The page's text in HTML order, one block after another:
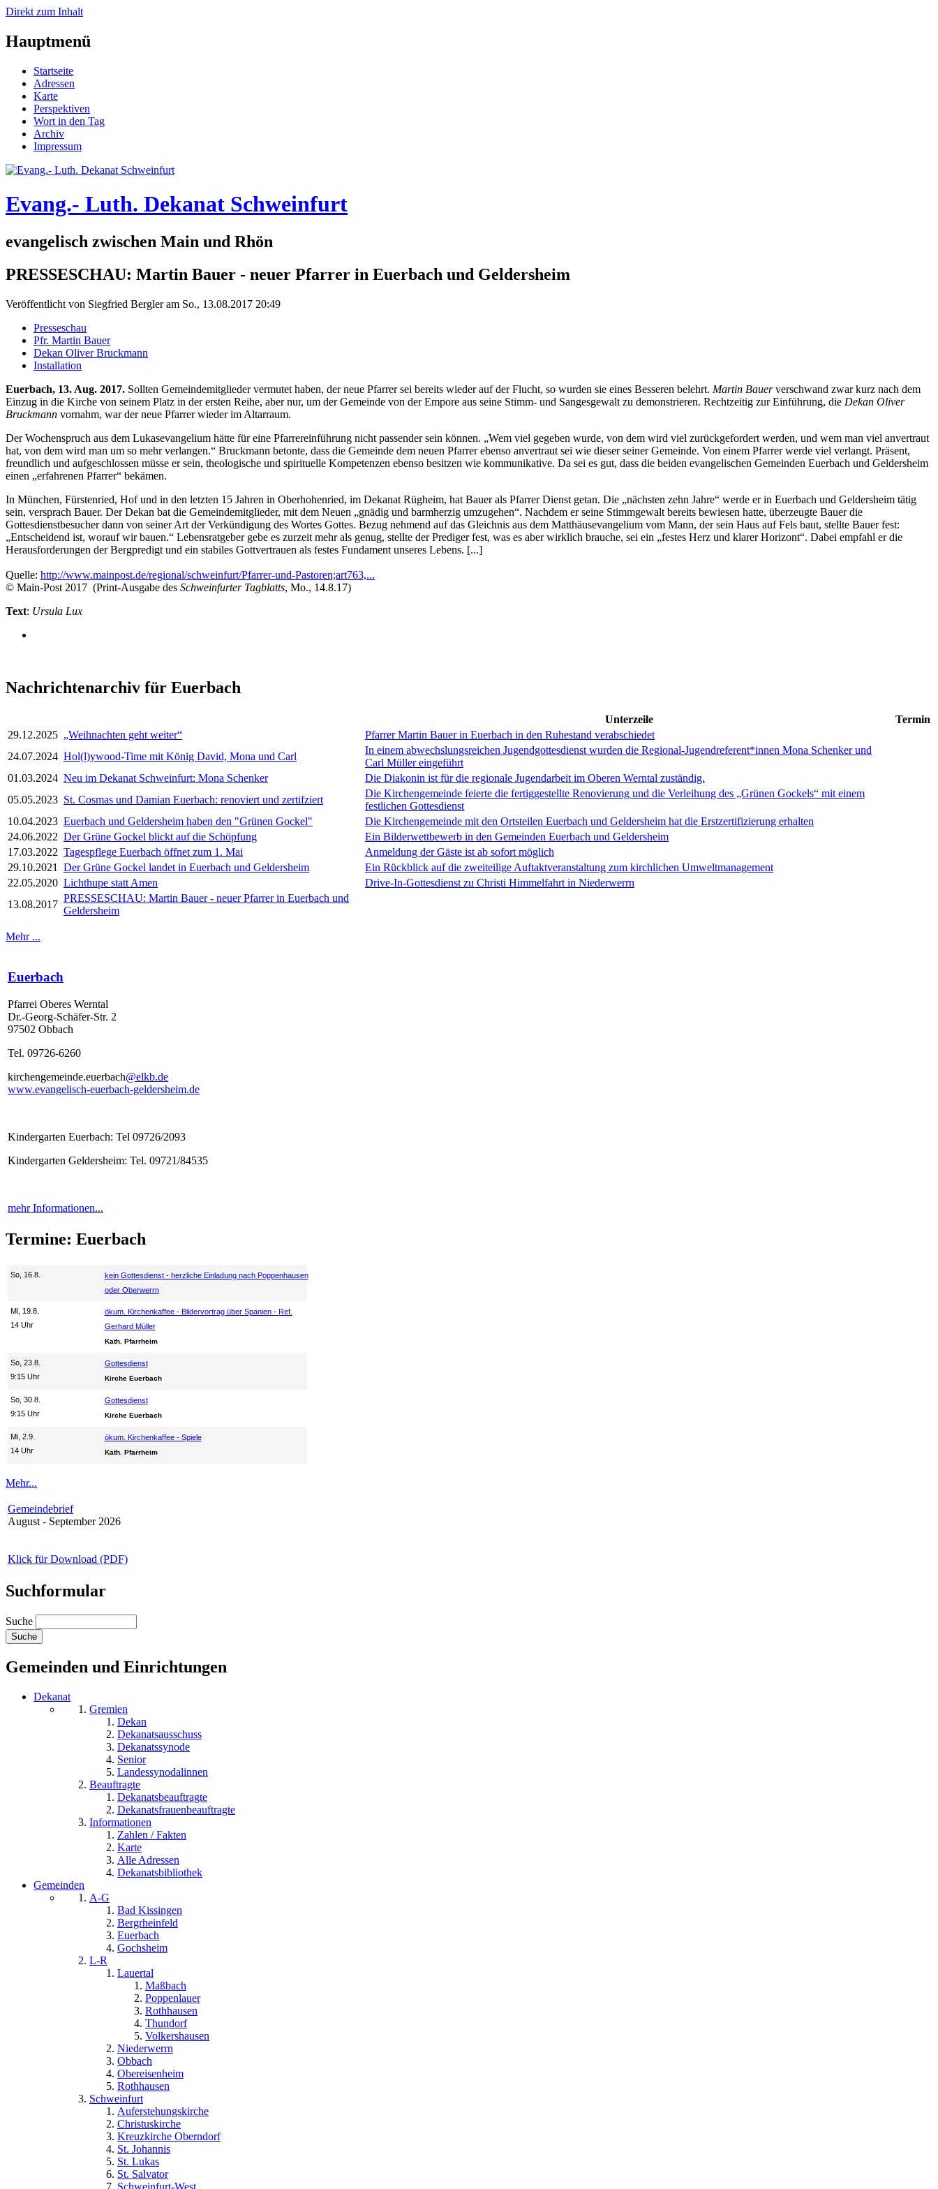
Direkt zum Inhalt
Hauptmenü
Startseite
Adressen
Karte
Perspektiven
Wort in den Tag
Archiv
Impressum
Evang.- Luth. Dekanat Schweinfurt
evangelisch zwischen Main und Rhön
PRESSESCHAU: Martin Bauer - neuer Pfarrer in Euerbach und Geldersheim
Veröffentlicht von Siegfried Bergleram So., 13.08.2017 20:49
Presseschau
Pfr. Martin Bauer
Dekan Oliver Bruckmann
Installation
Euerbach, 13. Aug. 2017. Sollten Gemeindemitglieder vermutet haben, der neue Pfarrer sei bereits wieder auf der Flucht, so wurden sie eines Besseren belehrt. Martin Bauerverschwand zwar kurz nach dem
Einzug in die Kirche von seinem Platz in der ersten Reihe, aber nur, um der Gemeinde von der Empore aus seine Stimm- und Sangesgewalt zu demonstrieren. Rechtzeitig zur Einführung, die Dekan Oliver
Bruckmann vornahm, war der neue Pfarrer wieder im Altarraum.
Der Wochenspruch aus dem Lukasevangelium hätte für eine Pfarrereinführung nicht passender sein können. „Wem viel gegeben wurde, von dem wird viel zurückgefordert werden, und wem man viel anvertraut
hat, von dem wird man um so mehr verlangen.“ Bruckmann betonte, dass die Gemeinde dem neuen Pfarrer ebenso anvertraut sei wie dieser seiner Gemeinde. Von einem Pfarrer werde viel verlangt. Präsent,
freundlich und aufgeschlossen müsse er sein, theologische und spirituelle Kompetenzen ebenso besitzen wie kommunikative. Da sei es gut, dass die beiden evangelischen Gemeinden Euerbach und Geldersheim
einen „erfahrenen Pfarrer“ bekämen.
In München, Fürstenried, Hof und in den letzten 15 Jahren in Oberhohenried, im Dekanat Rügheim, hat Bauer als Pfarrer Dienst getan. Die „nächsten zehn Jahre“ werde er in Euerbach und Geldersheim tätig
sein, versprach Bauer. Der Dekan bat die Gemeindemitglieder, mit dem Neuen „gnädig und barmherzig umzugehen“. Nachdem er seine Stimmgewalt bereits bewiesen hatte, überzeugte Bauer die
Gottesdienstbesucher dann von seiner Art der Verkündigung des Wortes Gottes. Bezug nehmend auf das Gleichnis aus dem Matthäusevangelium vom Mann, der sein Haus auf Fels baut, stellte Bauer fest:
„Entscheidend ist, worauf wir bauen.“ Lebensratgeber gebe es zurzeit mehr als genug, stellte der Prediger fest, was es aber wirklich brauche, sei ein „festes Herz und klarer Horizont“. Dabei empfahl er die
Herausforderungen der Bergpredigt und ein stabiles Gottvertrauen als festes Fundament unseres Lebens. [...]
Quelle: http://www.mainpost.de/regional/schweinfurt/Pfarrer-und-Pastoren;art763,...
© Main-Post 2017 (Print-Ausgabe des Schweinfurter Tagblatts, Mo., 14.8.17)
Text: Ursula Lux
Nachrichtenarchiv für Euerbach
Unterzeile
Termin
29.12.2025 „Weihnachten geht weiter“
Pfarrer Martin Bauer in Euerbach in den Ruhestand verabschiedet
24.07.2024 Hol(l)ywood-Time mit König David, Mona und Carl
In einem abwechslungsreichen Jugendgottesdienst wurden die Regional-Jugendreferent*innen Mona Schenker und
Carl Müller eingeführt
01.03.2024 Neu im Dekanat Schweinfurt: Mona Schenker
Die Diakonin ist für die regionale Jugendarbeit im Oberen Werntal zuständig.
05.05.2023 St. Cosmas und Damian Euerbach: renoviert und zertifziert
Die Kirchengemeinde feierte die fertiggestellte Renovierung und die Verleihung des „Grünen Gockels“ mit einem
festlichen Gottesdienst
10.04.2023 Euerbach und Geldersheim haben den "Grünen Gockel"
Die Kirchengemeinde mit den Ortsteilen Euerbach und Geldersheim hat die Erstzertifizierung erhalten
24.06.2022 Der Grüne Gockel blickt auf die Schöpfung
Ein Bilderwettbewerb in den Gemeinden Euerbach und Geldersheim
17.03.2022 Tagespflege Euerbach öffnet zum 1. Mai
Anmeldung der Gäste ist ab sofort möglich
29.10.2021
Der Grüne Gockel landet in Euerbach und Geldersheim
Ein Rückblick auf die zweiteilige Auftaktveranstaltung zum kirchlichen Umweltmanagement
22.05.2020 Lichthupe statt Amen
Drive-In-Gottesdienst zu Christi Himmelfahrt in Niederwerrn
13.08.2017
PRESSESCHAU: Martin Bauer - neuer Pfarrer in Euerbach und
Geldersheim
Mehr ...
Euerbach
Pfarrei Oberes Werntal
Dr.-Georg-Schäfer-Str. 2
97502 Obbach
Tel. 09726-6260
kirchengemeinde.euerbach@elkb.de
www.evangelisch-euerbach-geldersheim.de
Kindergarten Euerbach: Tel 09726/2093
Kindergarten Geldersheim: Tel. 09721/84535
mehr Informationen...
Termine: Euerbach
So, 16.8.
kein Gottesdienst - herzliche Einladung nach Poppenhausen
oder Oberwerrn
Mi, 19.8.
14 Uhr
ökum. Kirchenkaffee - Bildervortrag über Spanien - Ref.
Gerhard Müller
Kath. Pfarrheim
So, 23.8.
9:15 Uhr
Gottesdienst
Kirche Euerbach
So, 30.8.
9:15 Uhr
Gottesdienst
Kirche Euerbach
Mi, 2.9.
14 Uhr
ökum. Kirchenkaffee - Spiele
Kath. Pfarrheim
Mehr...
Gemeindebrief
August - September 2026
Klick für Download (PDF)
Suchformular
Suche
Gemeinden und Einrichtungen
Dekanat
Gremien
Dekan
Dekanatsausschuss
Dekanatssynode
Senior
Landessynodalinnen
Beauftragte
Dekanatsbeauftragte
Dekanatsfrauenbeauftragte
Informationen
Zahlen / Fakten
Karte
Alle Adressen
Dekanatsbibliothek
Gemeinden
A-G
Bad Kissingen
Bergrheinfeld
Euerbach
Gochsheim
L-R
Lauertal
Maßbach
Poppenlauer
Rothhausen
Thundorf
Volkershausen
Niederwerrn
Obbach
Obereisenheim
Rothhausen
Schweinfurt
Auferstehungskirche
Christuskirche
Kreuzkirche Oberndorf
St. Johannis
St. Lukas
St. Salvator
Schweinfurt-West